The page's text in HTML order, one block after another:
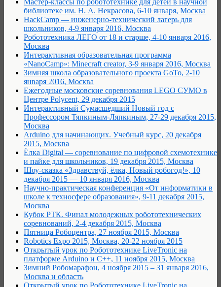
Мастер-классы по робототехнике для детей в научной
библиотеке им. Н. А. Некрасова, 6-10 января, Москва
HackCamp — инженерно-технический лагерь для
школьников, 4-9 января 2016, Москва
Робототехника ЛЕГО от 18 и старше, 4-10 января 2016,
Москва
Интерактивная образовательная программа
«NanoCamp»: Minecraft creator, 3-9 января 2016, Москва
Зимняя школа образовательного проекта GoTo, 2-10
января 2016, Москва
Ежегодные московские соревнования LEGO СУМО в
Центре Polycent, 29 декабря 2015
Интерактивный Сумасшедший Новый год с
Профессором Тяпкиным-Ляпкиным, 27-29 декабря 2015,
Москва
Arduino для начинающих. Учебный курс, 20 декабря
2015, Москва
Ёлка Digital — соревнование по цифровой схемотехнике
и пайке для школьников, 19 декабря 2015, Москва
Шоу-сказка «Здравствуй, ёлка, Новый робогод!», 10
декабря 2015 — 10 января 2016, Москва
Научно-практическая конференция «От информатики в
школе к техносфере образования», 9-11 декабря 2015,
Москва
Кубок РТК. Финал молодежных робототехнических
соревнований, 2-4 декабря 2015, Москва
Пятница Робоцентра, 27 ноября 2015, Москва
Robotics Expo 2015, Москва, 20-22 ноября 2015
Открытый урок по Робототехнике LiveTronic на
платформе Arduino и С++, 11 ноября 2015, Москва
Зимний Робомарафон, 4 ноября 2015 – 31 января 2016,
Москва и область